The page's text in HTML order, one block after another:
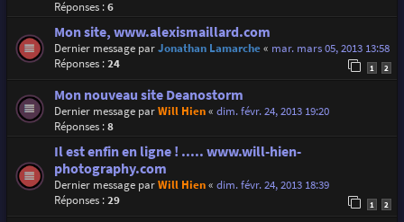
Réponses :6
Mon site, www.alexismaillard.com
Dernier message parJonathan Lamarche« mar. mars 05, 2013 13:58
Réponses :24 1 2
Mon nouveau site Deanostorm
Dernier message parWill Hien« dim. févr. 24, 2013 19:20
Réponses :8
Il est enfin en ligne ! ..... www.will-hien-
photography.com
Dernier message parWill Hien« dim. févr. 24, 2013 18:39
Réponses :29 1 2